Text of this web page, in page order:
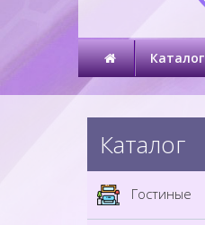
Каталог
Каталог
Гостиные